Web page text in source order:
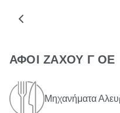
ΑΦΟΙ ΖΑΧΟΥ Γ ΟΕ
Μηχανήματα